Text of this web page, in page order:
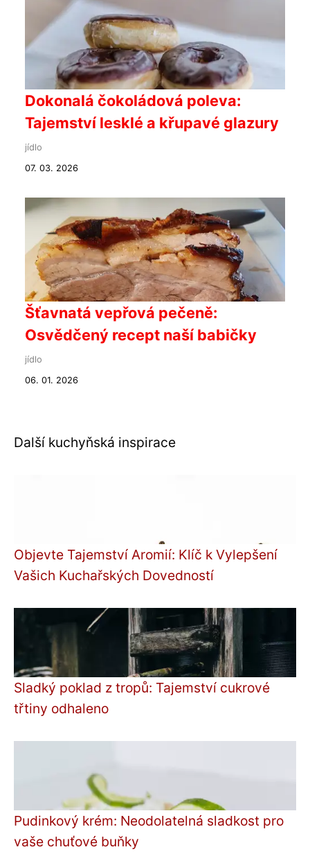
Dokonalá čokoládová poleva:
Tajemství lesklé a křupavé glazury
jídlo
07. 03. 2026
Šťavnatá vepřová pečeně:
Osvědčený recept naší babičky
jídlo
06. 01. 2026
Další kuchyňská inspirace
Objevte Tajemství Aromií: Klíč k Vylepšení
Vašich Kuchařských Dovedností
Sladký poklad z tropů: Tajemství cukrové
třtiny odhaleno
Pudinkový krém: Neodolatelná sladkost pro
vaše chuťové buňky